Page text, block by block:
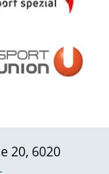
20, 6020